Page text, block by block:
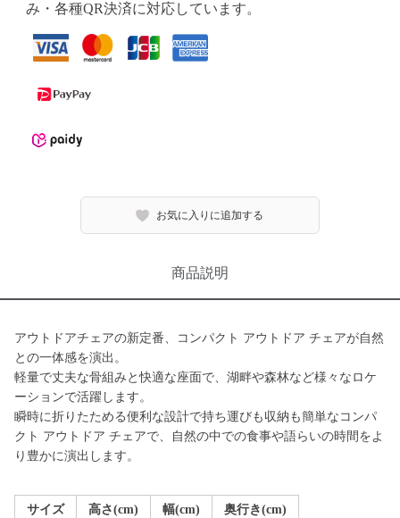
み・各種QR決済に対応しています。
お気に入りに追加する
商品説明
アウトドアチェアの新定番、コンパクト アウトドア チェアが自然
との一体感を演出。
軽量で丈夫な骨組みと快適な座面で、湖畔や森林など様々なロケ
ーションで活躍します。
瞬時に折りたためる便利な設計で持ち運びも収納も簡単なコンパ
クト アウトドア チェアで、自然の中での食事や語らいの時間をよ
り豊かに演出します。
サイズ 高さ(cm) 幅(cm) 奥行き(cm)